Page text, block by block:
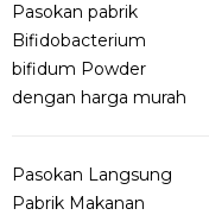
Pasokan pabrik
Bifidobacterium
bifidum Powder
dengan harga murah
Pasokan Langsung
Pabrik Makanan